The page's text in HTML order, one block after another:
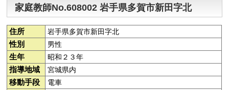
家庭教師No.608002 岩手県多賀市新田字北
住所 岩手県多賀市新田字北
性別 男性
生年 昭和２３年
指導地域 宮城県内
移動手段 電車